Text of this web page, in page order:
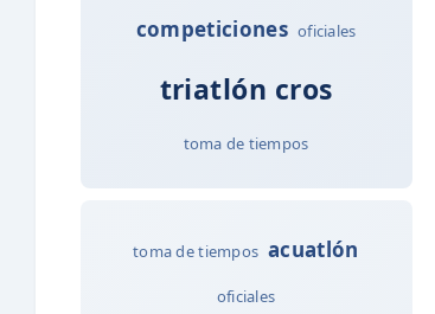
competiciones oficiales
triatlón cros
toma de tiempos
toma de tiempos acuatlón
oficiales